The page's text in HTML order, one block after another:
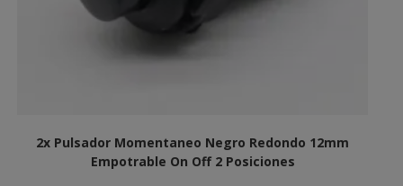
2x Pulsador Momentaneo Negro Redondo 12mm
Empotrable On Off 2 Posiciones